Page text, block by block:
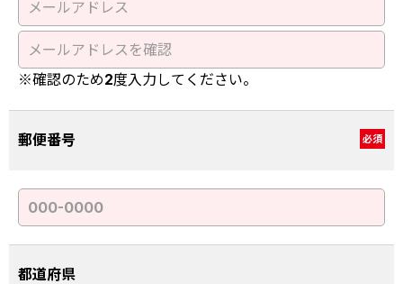
※確認のため2度入力してください。
郵便番号 必須
都道府県